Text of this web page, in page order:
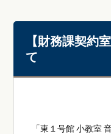
【財務課契約
て
「東１号館 小教室